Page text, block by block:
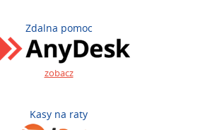
Zdalna pomoc
zobacz
Kasy na raty